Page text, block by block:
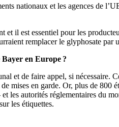
nationaux et les agences de
il est essentiel pour les
remplacer le glyphosate par
en Europe ?
et de faire appel, si nécessaire.
mises en garde. Or, plus de
les autorités réglementaires du
les étiquettes.